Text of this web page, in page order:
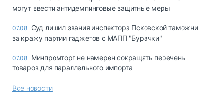
могут ввести антидемпинговые защитные меры
07.08 Суд лишил звания инспектора Псковской таможни
за кражу партии гаджетов с МАПП "Бурачки"
07.08 Минпромторг не намерен сокращать перечень
товаров для параллельного импорта
Все новости